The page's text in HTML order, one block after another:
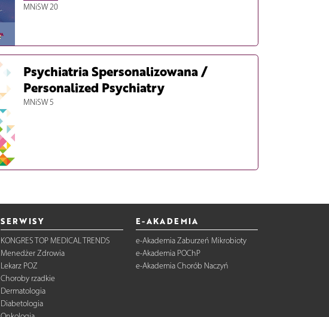
MNiSW 20
Psychiatria Spersonalizowana /
Personalized Psychiatry
MNiSW 5
SERWISY
KONGRES TOP MEDICAL TRENDS
Menedżer Zdrowia
Lekarz POZ
Choroby rzadkie
Dermatologia
Diabetologia
E-AKADEMIA
e-Akademia Zaburzeń Mikrobioty
e-Akademia POChP
e-Akademia Chorób Naczyń